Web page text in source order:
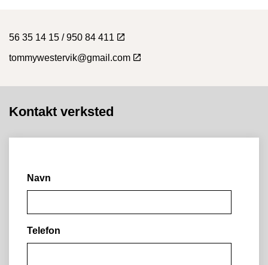
56 35 14 15 / 950 84 411
tommywestervik@gmail.com
Kontakt verksted
Navn
Telefon